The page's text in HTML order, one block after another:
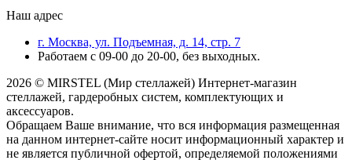
Наш адрес
г. Москва, ул. Подъемная, д. 14, стр. 7
Работаем с 09-00 до 20-00, без выходных.
2026 © MIRSTEL (Мир стеллажей) Интернет-магазин
стеллажей, гардеробных систем, комплектующих и
аксессуаров.
Обращаем Ваше внимание, что вся информация размещенная
на данном интернет-сайте носит информационный характер и
не является публичной офертой, определяемой положениями